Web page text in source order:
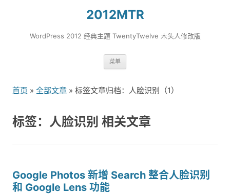
2012MTR
WordPress 2012 经典主题 TwentyTwelve 木头人修改版
菜单
到
首页 » 全部文章 » 标签文章归档：人脸识别（1）
标签：人脸识别 相关文章
Google Photos 新增 Search 整合人脸识别
和 Google Lens 功能